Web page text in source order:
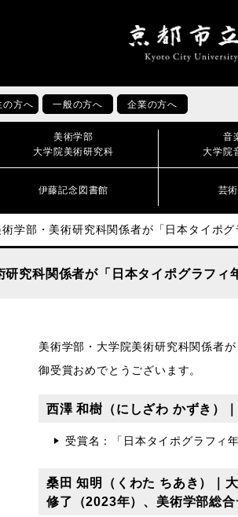
の方へ 一般の方へ 企業の方へ
美術学部
大学院美術研究科
音
大学院
伊藤記念図書館 芸
術学部・美術研究科関係者が「日本タイポ
研究科関係者が「日本タイポグラフィ
美術学部・大学院美術研究科関係者
御受賞おめでとうございます。
西澤 和樹（にしざわ かずき）
受賞名：「日本タイポグラフィ
桑田 知明（くわた ちあき）｜
修了（2023年）、美術学部総